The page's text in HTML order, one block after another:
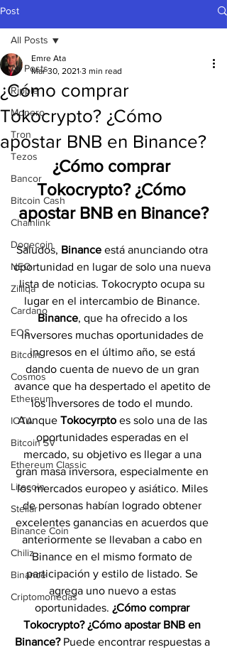
Post
All Posts
Ripple
Monero
Tron
Tezos
Bancor
Bitcoin Cash
Chainlink
Dogecoin
NEO
Zilliqa
Cardano
EOS
Bitcoin
Cosmos
Ethereum
IOTA
Bitcoin SV
Ethereum Classic
Litecoin
Stellar
Binance Coin
Chiliz
Binance
Criptomonedas
All Posts
¿Cómo comprar
Tokocrypto? ¿Cómo
apostar BNB en Binance?
Emre Ata
Mar 30, 2021 3 min read
¿Cómo comprar
Tokocrypto? ¿Cómo
apostar BNB en Binance?
Saludos, Binance está anunciando otra
oportunidad en lugar de solo una nueva
lista de noticias. Tokocrypto ocupa su
lugar en el intercambio de Binance.
Binance, que ha ofrecido a los
inversores muchas oportunidades de
ingresos en el último año, se está
dando cuenta de nuevo de un gran
avance que ha despertado el apetito de
los inversores de todo el mundo.
Aunque Tokocyrpto es solo una de las
oportunidades esperadas en el
mercado, su objetivo es llegar a una
gran masa inversora, especialmente en
los mercados europeo y asiático. Miles
de personas habían logrado obtener
excelentes ganancias en acuerdos que
anteriormente se llevaban a cabo en
Binance en el mismo formato de
participación y estilo de listado. Se
agrega uno nuevo a estas
oportunidades. ¿Cómo comprar
Tokocrypto? ¿Cómo apostar BNB en
Binance? Puede encontrar respuestas a